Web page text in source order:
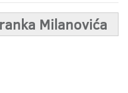
Milanovića